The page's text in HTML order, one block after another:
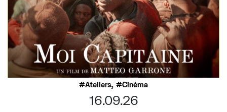
Ateliers, Cinéma
16.09.26